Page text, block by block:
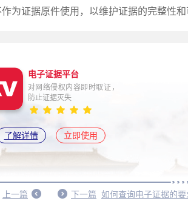
为证据原件使用，以维护证据的完整性和
电子证据平台
对网络侵权内容即时取证，
防止证据灭失
了解详情 立即使用
上一篇 下一篇 如何查询电子证据的要